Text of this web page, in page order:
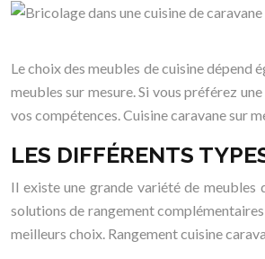
Le choix des meubles de cuisine dépend
meubles sur mesure. Si vous préférez
vos compétences. Cuisine caravane sur
LES DIFFÉRENTS
Il existe une grande variété de meubles
solutions de rangement
meilleurs choix. Rangement cuisine